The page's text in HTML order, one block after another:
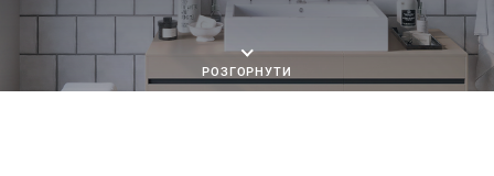
РОЗГОРНУТИ